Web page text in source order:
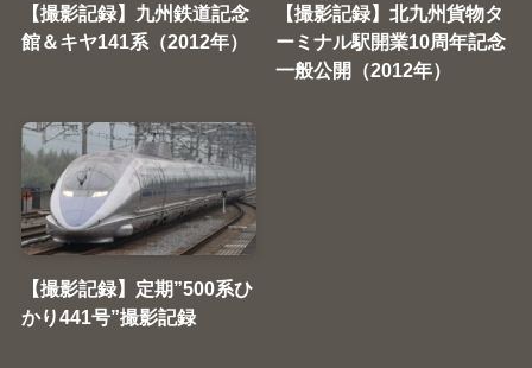
【撮影記録】九州鉄道記念
館＆キヤ141系（2012年）
【撮影記録】北九州貨物タ
ーミナル駅開業10周年記念
一般公開（2012年）
【撮影記録】定期”500系ひ
かり441号”撮影記録